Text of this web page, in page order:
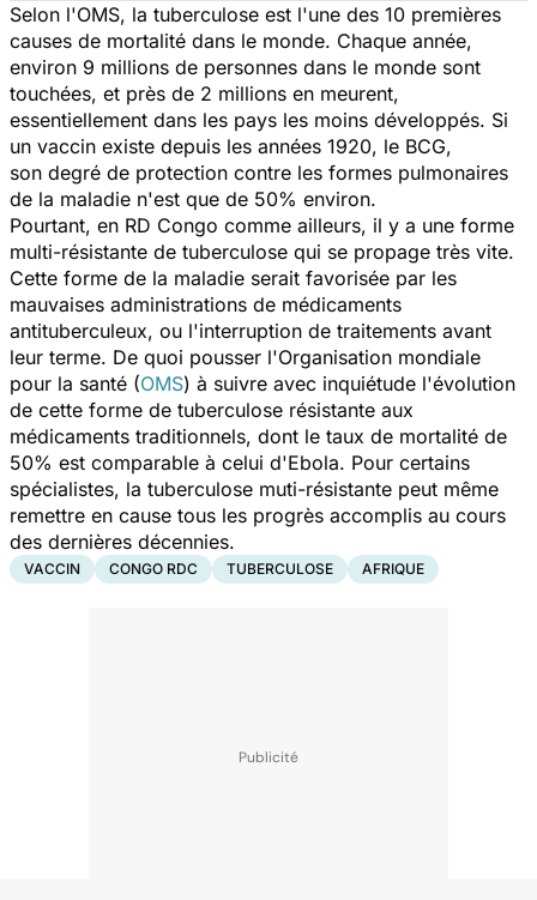
Selon l'OMS, la tuberculose est l'une des 10 premières
causes de mortalité dans le monde. Chaque année,
environ 9 millions de personnes dans le monde sont
touchées, et près de 2 millions en meurent,
essentiellement dans les pays les moins développés. Si
un vaccin existe depuis les années 1920, le BCG,
son degré de protection contre les formes pulmonaires
de la maladie n'est que de 50% environ.
Pourtant, en RD Congo comme ailleurs, il y a une forme
multi-résistante de tuberculose qui se propage très vite.
Cette forme de la maladie serait favorisée par les
mauvaises administrations de médicaments
antituberculeux, ou l'interruption de traitements avant
leur terme. De quoi pousser l'Organisation mondiale
pour la santé (OMS) à suivre avec inquiétude l'évolution
de cette forme de tuberculose résistante aux
médicaments traditionnels, dont le taux de mortalité de
50% est comparable à celui d'Ebola. Pour certains
spécialistes, la tuberculose muti-résistante peut même
remettre en cause tous les progrès accomplis au cours
des dernières décennies.
VACCIN CONGO RDC TUBERCULOSE AFRIQUE